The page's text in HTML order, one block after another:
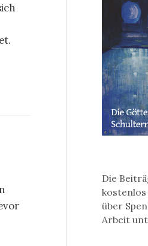
Die
über
Arbeit